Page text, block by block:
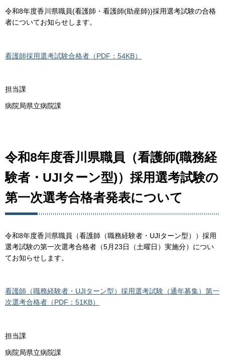
令和8年度香川県職員(看護師・看護師(助産師))採用選考試験の合格
者についてお知らせします。
看護師採用選考試験合格者（PDF：54KB）
担当課
病院局県立病院課
令和8年度香川県職員（看護師(職務経
験者・UJIターン型)）採用選考試験の
第一次選考合格者発表について
令和8年度香川県職員（看護師（職務経験者・UJIターン型））採用
選考試験の第一次選考合格者（5月23日（土曜日）実施分）につい
てお知らせします。
看護師（職務経験者・UJIターン型）採用選考試験（通年募集）第一
次選考合格者（PDF：51KB）
担当課
病院局県立病院課